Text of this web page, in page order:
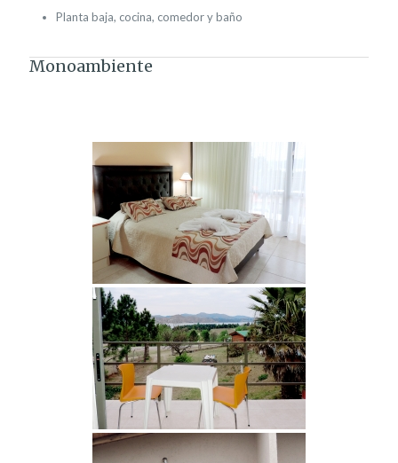
Planta baja, cocina, comedor y baño
Monoambiente